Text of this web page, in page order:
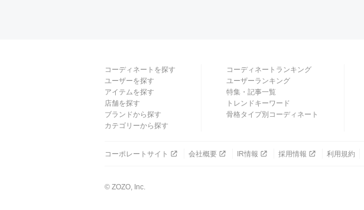
コーディネートを探す
ユーザーを探す
アイテムを探す
店舗を探す
ブランドから探す
カテゴリーから探す
コーディネートランキング
ユーザーランキング
特集・記事一覧
トレンドキーワード
骨格タイプ別コーディネート
コーポレートサイト 会社概要 IR情報 採用情報 利用規約
© ZOZO, Inc.